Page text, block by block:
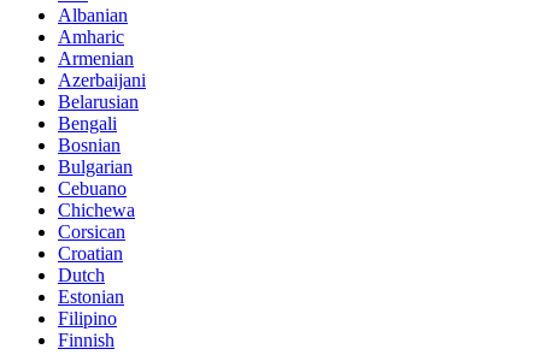
Albanian
Amharic
Armenian
Azerbaijani
Belarusian
Bengali
Bosnian
Bulgarian
Cebuano
Chichewa
Corsican
Croatian
Dutch
Estonian
Filipino
Finnish